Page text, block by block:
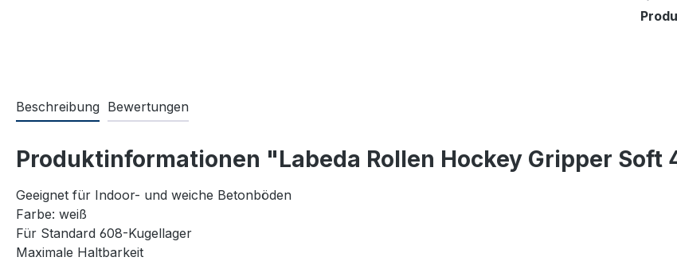
Beschreibung Bewertungen
Produktinformationen "Labeda Rollen Hockey Gripper Soft
Geeignet für Indoor- und weiche Betonböden
Farbe: weiß
Für Standard 608-Kugellager
Maximale Haltbarkeit